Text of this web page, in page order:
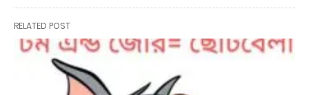
RELATED POST